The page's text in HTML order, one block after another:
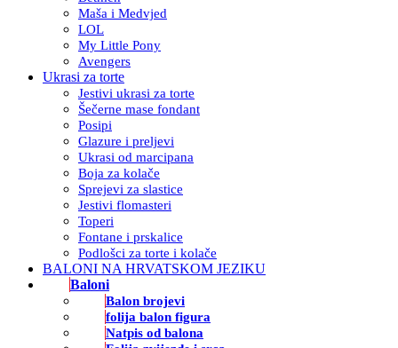
Maša i Medvjed
LOL
My Little Pony
Avengers
Ukrasi za torte
Jestivi ukrasi za torte
Šečerne mase fondant
Posipi
Glazure i preljevi
Ukrasi od marcipana
Boja za kolače
Sprejevi za slastice
Jestivi flomasteri
Toperi
Fontane i prskalice
Podlošci za torte i kolače
BALONI NA HRVATSKOM JEZIKU
Baloni
Balon brojevi
folija balon figura
Natpis od balona